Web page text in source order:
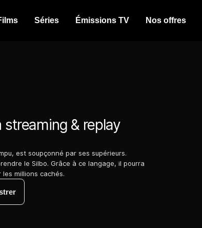
Séries Émissions TV Nos offres
& replay
est soupçonné par ses supérieurs.
le Silbo. Grâce à ce langage, il pourra
millions cachés.